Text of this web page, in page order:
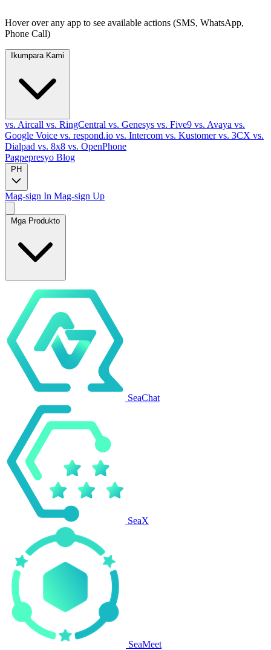
Hover over any app to see available actions (SMS, WhatsApp,
Phone Call)
vs. Aircall vs. RingCentral vs. Genesys vs. Five9 vs. Avaya vs.
Google Voice vs. respond.io vs. Intercom vs. Kustomervs. 3CX vs.
Dialpad vs. 8x8 vs. OpenPhone
Pagpepresyo Blog
PH
Mag-sign In Mag-sign Up
Mga Produkto
SeaChat
SeaX
SeaMeet